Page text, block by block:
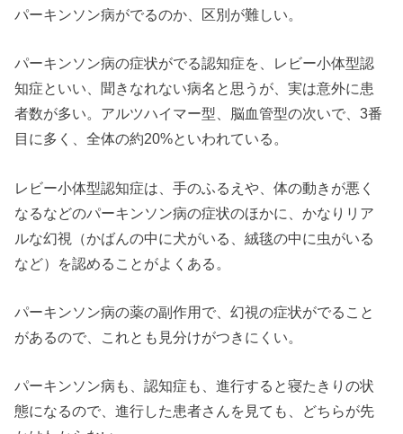
パーキンソン病がでるのか、区別が難しい。
パーキンソン病の症状がでる認知症を、レビー小体型認
知症といい、聞きなれない病名と思うが、実は意外に患
者数が多い。アルツハイマー型、脳血管型の次いで、3番
目に多く、全体の約20%といわれている。
レビー小体型認知症は、手のふるえや、体の動きが悪く
なるなどのパーキンソン病の症状のほかに、かなりリア
ルな幻視（かばんの中に犬がいる、絨毯の中に虫がいる
など）を認めることがよくある。
パーキンソン病の薬の副作用で、幻視の症状がでること
があるので、これとも見分けがつきにくい。
パーキンソン病も、認知症も、進行すると寝たきりの状
態になるので、進行した患者さんを見ても、どちらが先